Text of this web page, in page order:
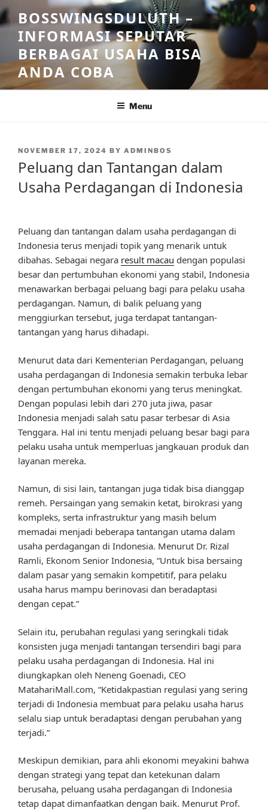
Skip
to
content
BOSSWINGSDULUTH –
INFORMASI SEPUTAR
BERBAGAI USAHA BISA
ANDA COBA
Menu
POSTED
NOVEMBER 17, 2024 BY ADMINBOS
Peluang dan Tantangan dalam
Usaha Perdagangan di Indonesia
Peluang dan tantangan dalam usaha perdagangan di
Indonesia terus menjadi topik yang menarik untuk
dibahas. Sebagai negara result macau dengan populasi
besar dan pertumbuhan ekonomi yang stabil, Indonesia
menawarkan berbagai peluang bagi para pelaku usaha
perdagangan. Namun, di balik peluang yang
menggiurkan tersebut, juga terdapat tantangan-
tantangan yang harus dihadapi.
Menurut data dari Kementerian Perdagangan, peluang
usaha perdagangan di Indonesia semakin terbuka lebar
dengan pertumbuhan ekonomi yang terus meningkat.
Dengan populasi lebih dari 270 juta jiwa, pasar
Indonesia menjadi salah satu pasar terbesar di Asia
Tenggara. Hal ini tentu menjadi peluang besar bagi para
pelaku usaha untuk memperluas jangkauan produk dan
layanan mereka.
Namun, di sisi lain, tantangan juga tidak bisa dianggap
remeh. Persaingan yang semakin ketat, birokrasi yang
kompleks, serta infrastruktur yang masih belum
memadai menjadi beberapa tantangan utama dalam
usaha perdagangan di Indonesia. Menurut Dr. Rizal
Ramli, Ekonom Senior Indonesia, “Untuk bisa bersaing
dalam pasar yang semakin kompetitif, para pelaku
usaha harus mampu berinovasi dan beradaptasi
dengan cepat.”
Selain itu, perubahan regulasi yang seringkali tidak
konsisten juga menjadi tantangan tersendiri bagi para
pelaku usaha perdagangan di Indonesia. Hal ini
diungkapkan oleh Neneng Goenadi, CEO
MatahariMall.com, “Ketidakpastian regulasi yang sering
terjadi di Indonesia membuat para pelaku usaha harus
selalu siap untuk beradaptasi dengan perubahan yang
terjadi.”
Meskipun demikian, para ahli ekonomi meyakini bahwa
dengan strategi yang tepat dan ketekunan dalam
berusaha, peluang usaha perdagangan di Indonesia
tetap dapat dimanfaatkan dengan baik. Menurut Prof.